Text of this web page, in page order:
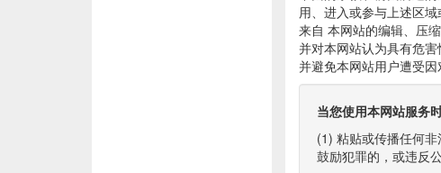
用、进入或参与上述区
来自 本网站的编辑、压
并对本网站认为具有危
并避免本网站用户遭受
当您使用本网站服务
(1) 粘贴或传播任何
鼓励犯罪的，或违反